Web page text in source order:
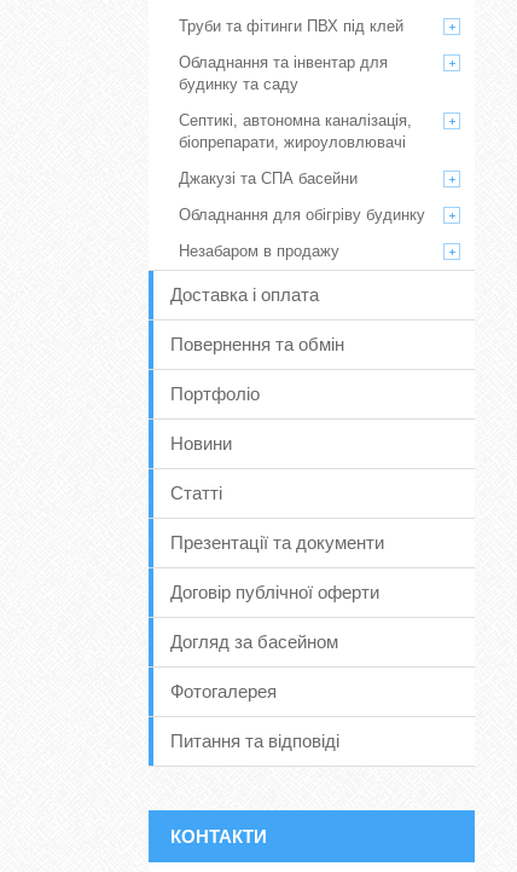
Труби та фітинги ПВХ під клей
Обладнання та інвентар для
будинку та саду
Септикі, автономна каналізація,
біопрепарати, жироуловлювачі
Джакузі та СПА басейни
Обладнання для обігріву будинку
Незабаром в продажу
Доставка і оплата
Повернення та обмін
Портфоліо
Новини
Статті
Презентації та документи
Договір публічної оферти
Догляд за басейном
Фотогалерея
Питання та відповіді
КОНТАКТИ